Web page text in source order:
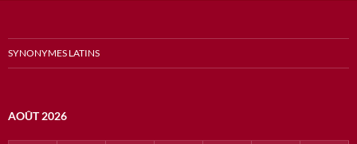
SYNONYMES LATINS
AOÛT 2026